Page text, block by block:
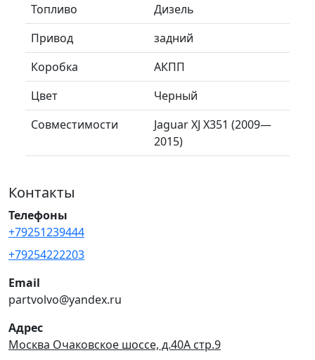
Топливо
Дизель
Привод
задний
Коробка
АКПП
Цвет
Черный
Совместимости
Jaguar XJ X351 (2009—
2015)
Контакты
Телефоны
+79251239444
+79254222203
Email
partvolvo@yandex.ru
Адрес
Москва Очаковское шоссе, д.40А стр.9